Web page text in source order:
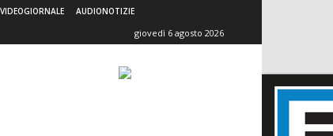
VIDEOGIORNALE AUDIONOTIZIE
giovedì 6 agosto 2026